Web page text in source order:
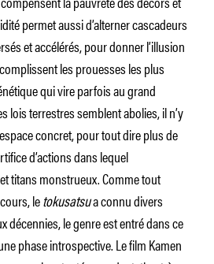
permet aussi d’alterner cascadeurs
et accélérés, pour donner l’illusion
les prouesses les plus
qui vire parfois au grand
lois terrestres semblent abolies, il n’y
concret, pour tout dire plus de
d’actions dans lequel
titans monstrueux. Comme tout
letokusatsua connu divers
décennies, le genre est entré dans ce
phase introspective. Le film Kamen